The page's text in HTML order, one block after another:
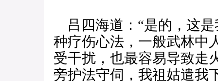
吕四海道：“是的，这
种疗伤心法，一般武林中
受干扰，也最容易导致走
旁护法守伺，我祖姑遣我